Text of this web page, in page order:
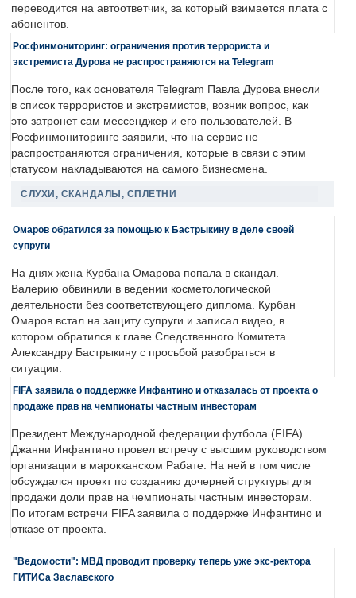
переводится на автоответчик, за который взимается плата с
абонентов.
Росфинмониторинг: ограничения против террориста и
экстремиста Дурова не распространяются на Telegram
После того, как основателя Telegram Павла Дурова внесли
в список террористов и экстремистов, возник вопрос, как
это затронет сам мессенджер и его пользователей. В
Росфинмониторинге заявили, что на сервис не
распространяются ограничения, которые в связи с этим
статусом накладываются на самого бизнесмена.
СЛУХИ, СКАНДАЛЫ, СПЛЕТНИ
Омаров обратился за помощью к Бастрыкину в деле своей
супруги
На днях жена Курбана Омарова попала в скандал.
Валерию обвинили в ведении косметологической
деятельности без соответствующего диплома. Курбан
Омаров встал на защиту супруги и записал видео, в
котором обратился к главе Следственного Комитета
Александру Бастрыкину с просьбой разобраться в
ситуации.
FIFA заявила о поддержке Инфантино и отказалась от проекта о
продаже прав на чемпионаты частным инвесторам
Президент Международной федерации футбола (FIFA)
Джанни Инфантино провел встречу с высшим руководством
организации в марокканском Рабате. На ней в том числе
обсуждался проект по созданию дочерней структуры для
продажи доли прав на чемпионаты частным инвесторам.
По итогам встречи FIFA заявила о поддержке Инфантино и
отказе от проекта.
"Ведомости": МВД проводит проверку теперь уже экс-ректора
ГИТИСа Заславского